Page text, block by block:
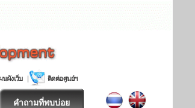
คำถามที่พบบ่อย